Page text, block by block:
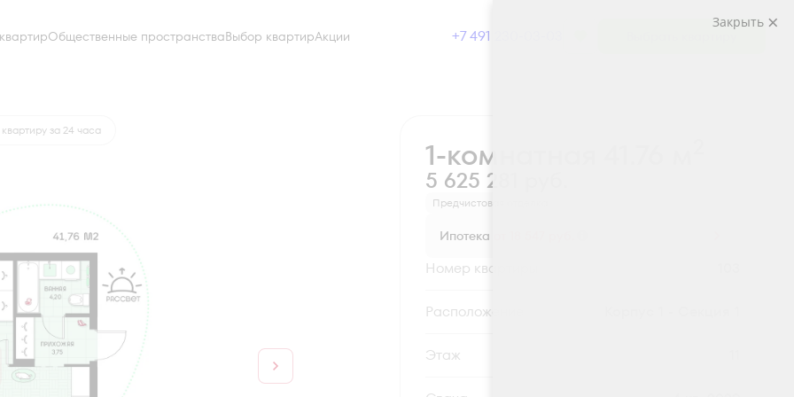
Общественные пространстваВыбор квартирАкции +7 491 230-03-03
от 18 547 руб.
за 24 часа
1-комнатная 41.76 м
5 625 281 руб.
Предчистовая отделка
Ипотека
Номер квартиры
Секция
Этаж
Закрыть